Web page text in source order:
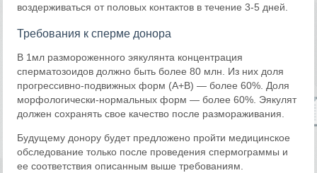
воздерживаться от половых контактов в течение 3-5 дней.
Требования к сперме донора
В 1мл размороженного эякулянта концентрация
сперматозоидов должно быть более 80 млн. Из них доля
прогрессивно-подвижных форм (А+B) — более 60%. Доля
морфологически-нормальных форм — более 60%. Эякулят
должен сохранять свое качество после размораживания.
Будущему донору будет предложено пройти медицинское
обследование только после проведения спермограммы и
ее соответствия описанным выше требованиям.